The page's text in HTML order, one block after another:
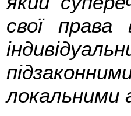
свої права
локальними